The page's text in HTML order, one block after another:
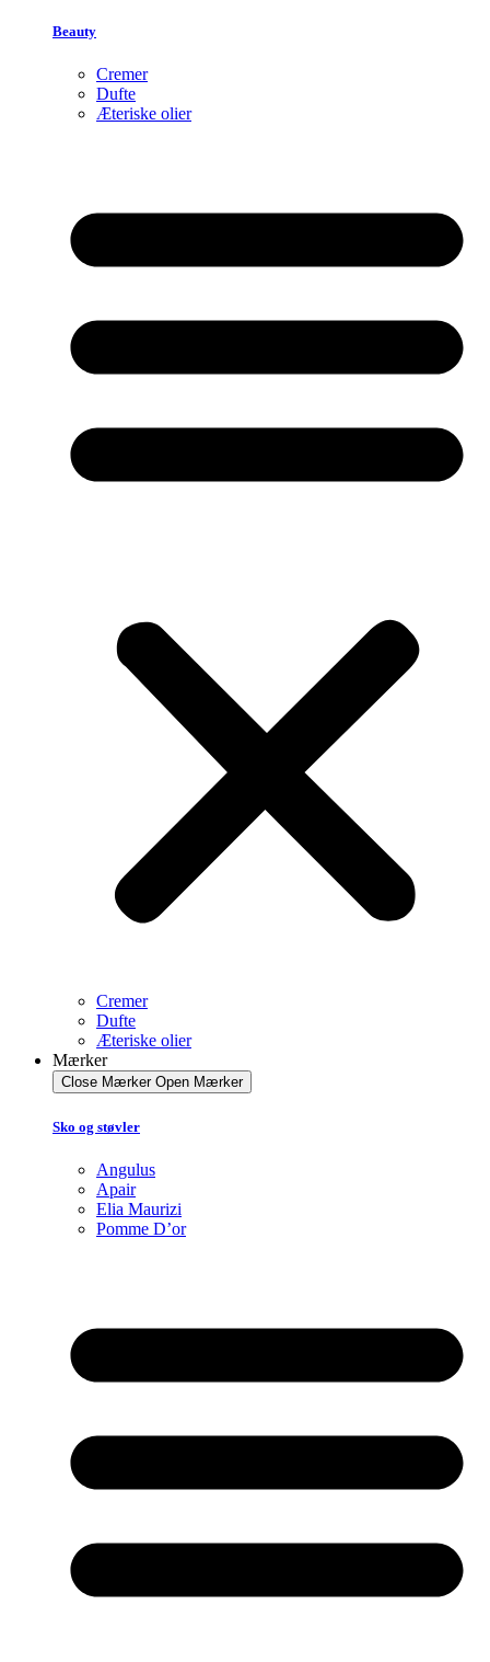
Beauty
Cremer
Dufte
Æteriske olier
Cremer
Dufte
Æteriske olier
Mærker
Close Mærker Open Mærker
Sko og støvler
Angulus
Apair
Elia Maurizi
Pomme D’or